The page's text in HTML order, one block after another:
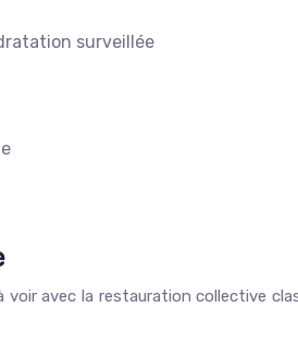
surveillée
avec la restauration collective